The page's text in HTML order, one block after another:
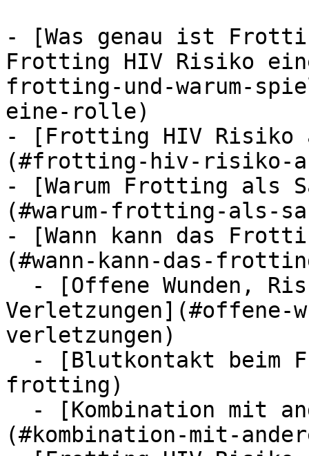
- [Was genau ist
Frotting HIV Risiko
frotting-und-warum-
eine-rolle)
- [Frotting HIV Risiko
(#frotting-hiv-risiko-
- [Warum Frotting als
(#warum-frotting-als-
- [Wann kann das
(#wann-kann-das-
Verletzungen](#offene-
verletzungen)
frotting)
(#kombination-mit-